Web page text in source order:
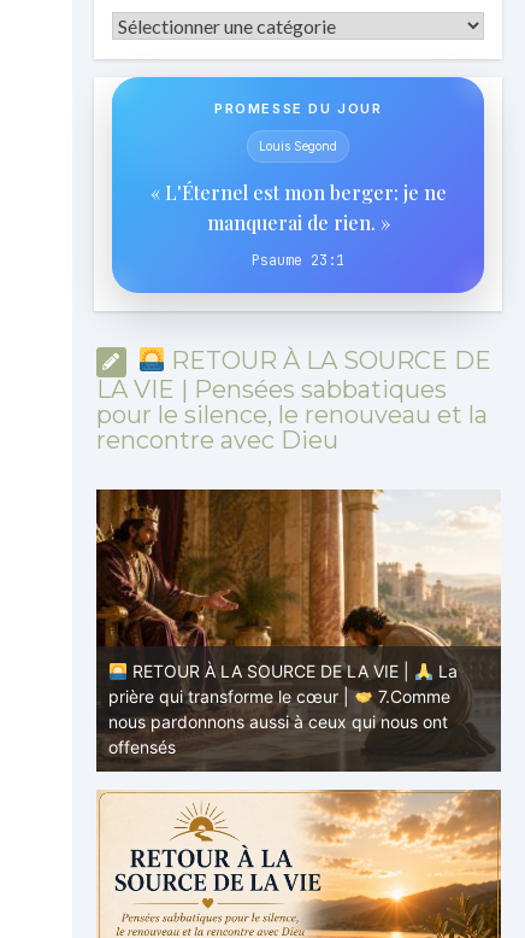
Catégories
PROMESSE DU JOUR
Louis Segond
« L'Éternel est mon berger: je ne
manquerai de rien. »
Psaume 23:1
RETOUR À LA SOURCE DE
LA VIE | Pensées sabbatiques
pour le silence, le renouveau et la
rencontre avec Dieu
RETOUR À LA SOURCE DE LA VIE |
La
prière qui transforme le cœur |
7.Comme
nous pardonnons aussi à ceux qui nous ont
offensés